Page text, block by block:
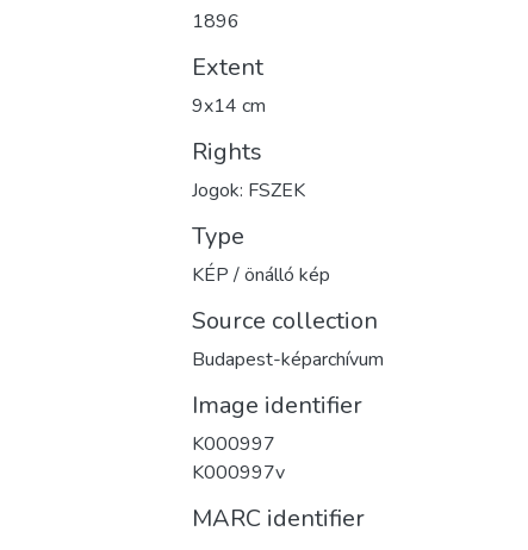
1896
Extent
9x14 cm
Rights
Jogok: FSZEK
Type
KÉP / önálló kép
Source collection
Budapest-képarchívum
Image identifier
K000997
K000997v
MARC identifier